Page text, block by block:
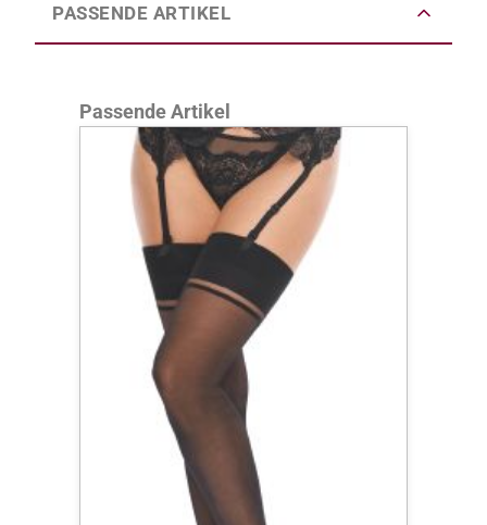
PASSENDE ARTIKEL
Produktgalerie überspringen
Passende Artikel